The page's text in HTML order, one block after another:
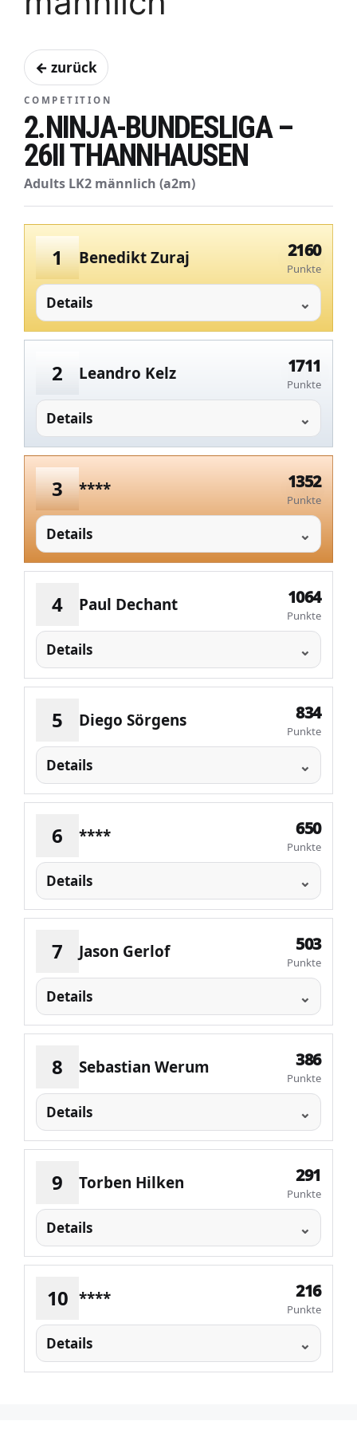
← zurück
COMPETITION
2.NINJA-BUNDESLIGA –
26II THANNHAUSEN
Adults LK2 männlich (a2m)
1 Benedikt Zuraj 2160
Punkte
Details
2 Leandro Kelz 1711
Punkte
Details
3 **** 1352
Punkte
Details
4 Paul Dechant 1064
Punkte
Details
5 Diego Sörgens 834
Punkte
Details
6 **** 650
Punkte
Details
7 Jason Gerlof 503
Punkte
Details
8 Sebastian Werum 386
Punkte
Details
9 Torben Hilken 291
Punkte
Details
10 **** 216
Punkte
Details